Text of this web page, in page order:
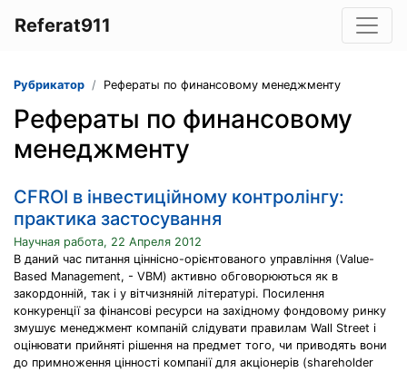
Referat911
Рубрикатор Рефераты по финансовому менеджменту
Рефераты по финансовому
менеджменту
CFROI в інвестиційному контролінгу:
практика застосування
Научная работа, 22 Апреля 2012
В даний час питання ціннісно-орієнтованого управління (Value-
Based Management, - VBM) активно обговорюються як в
закордонній, так і у вітчизняній літературі. Посилення
конкуренції за фінансові ресурси на західному фондовому ринку
змушує менеджмент компаній слідувати правилам Wall Street і
оцінювати прийняті рішення на предмет того, чи приводять вони
до примноження цінності компанії для акціонерів (shareholder